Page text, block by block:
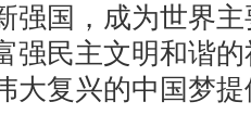
强国，成为世界
强民主文明和谐
大复兴的中国梦